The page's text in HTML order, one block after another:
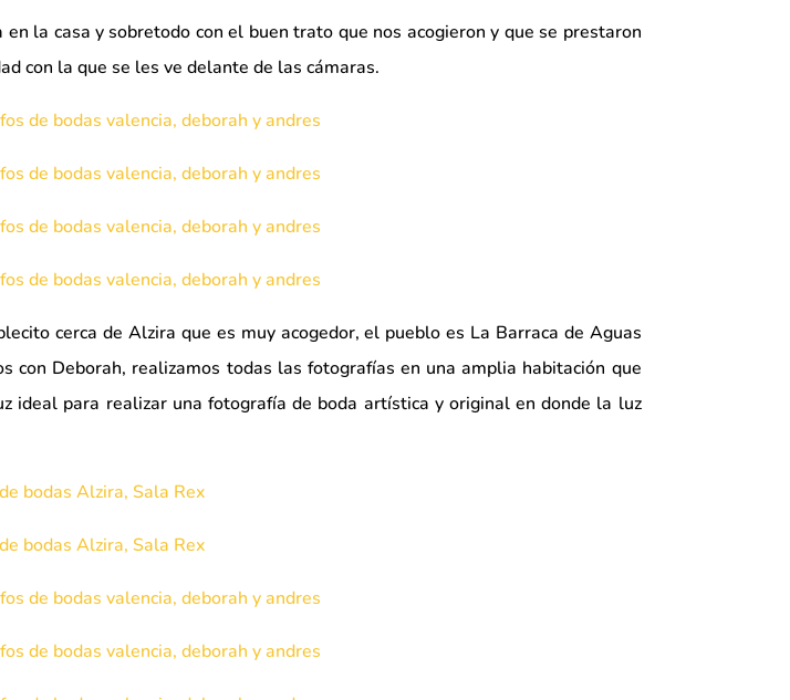
la casa y sobretodo con el buen trato que nos acogieron y que se prestaron
con la que se les ve delante de las cámaras.
cerca de Alzira que es muy acogedor, el pueblo es La Barraca de Aguas
con Deborah, realizamos todas las fotografías en una amplia habitación que
ideal para realizar una fotografía de boda artística y original en donde la luz